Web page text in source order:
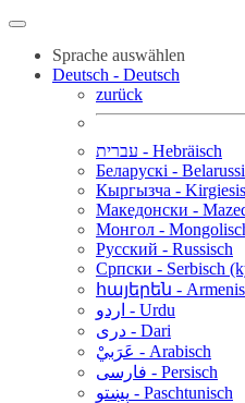
Sprache auswählen
Deutsch - Deutsch
zurück
עברית - Hebräisch
Беларускі -
Кыргызча -
Македонски -
Монгол -
Русский - Russisch
Српски - Serbisch
հայերեն -
اردو - Urdu
دری - Dari
عَرَبيْ - Arabisch
فارسی - Persisch
پښتو - Paschtunisch